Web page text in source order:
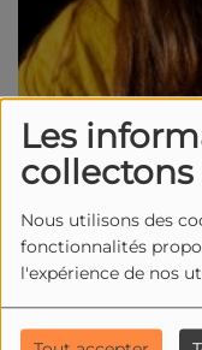
Les
collectons
Nous utilisons des
fonctionnalités
l'expérience de nos